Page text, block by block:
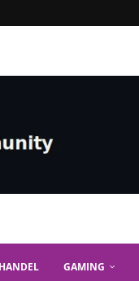
GAMING